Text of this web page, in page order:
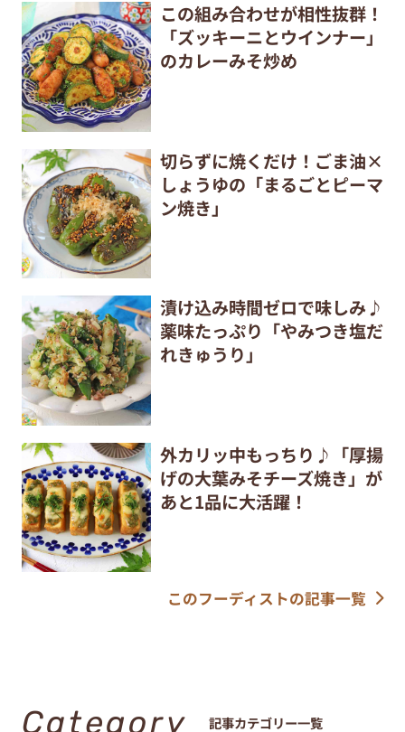
この組み合わせが相性抜群！
「ズッキーニとウインナー」
のカレーみそ炒め
切らずに焼くだけ！ごま油×
しょうゆの「まるごとピーマ
ン焼き」
漬け込み時間ゼロで味しみ♪
薬味たっぷり「やみつき塩だ
れきゅうり」
外カリッ中もっちり♪「厚揚
げの大葉みそチーズ焼き」が
あと1品に大活躍！
このフーディストの記事一覧
Category 記事カテゴリー一覧